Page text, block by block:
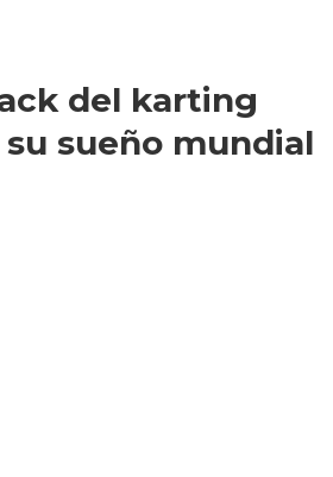
del karting
sueño mundial